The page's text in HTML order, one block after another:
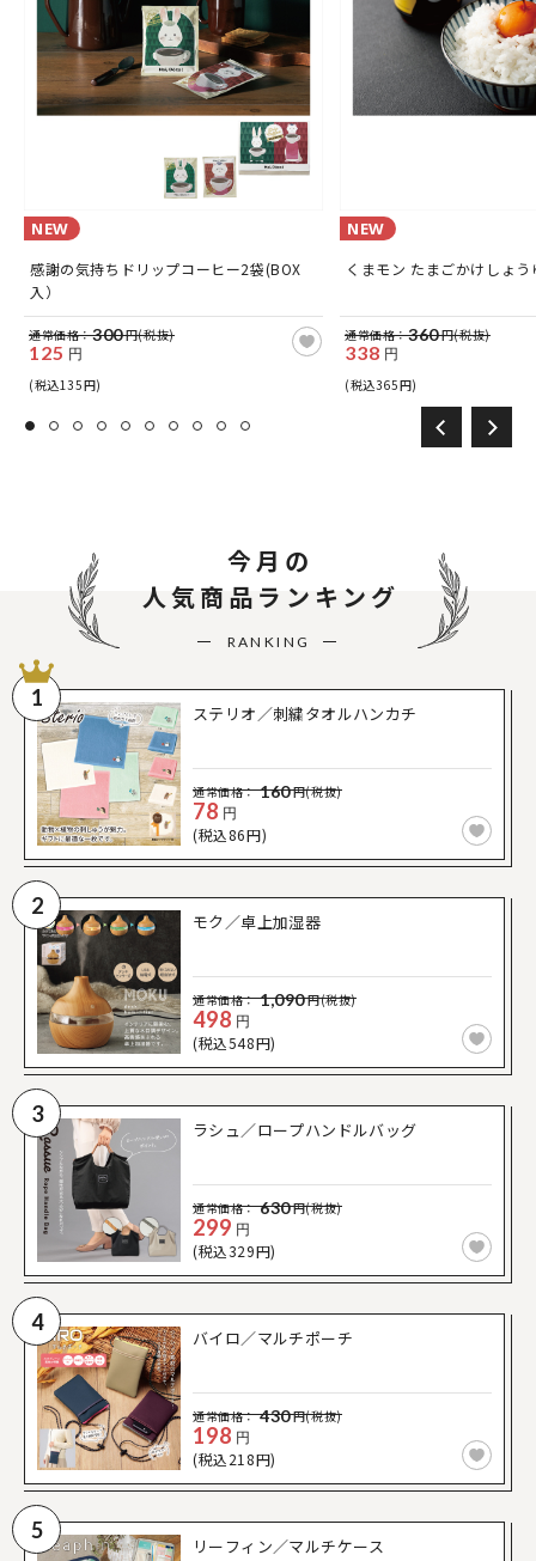
NEW
感謝の気持ちドリップコーヒー2袋(BOX
入）
通常価格：300円(税抜)
125 円
(税込135円)
NEW
くまモン たまごかけしょ
通常価格：360円(税抜)
338 円
(税込365円)
今月の
人気商品ランキング
RANKING
1
ステリオ／刺繍タオルハンカチ
通常価格： 160円(税抜)
78 円
(税込86円)
2
モク／卓上加湿器
通常価格： 1,090円(税抜)
498 円
(税込548円)
3
ラシュ／ロープハンドルバッグ
通常価格： 630円(税抜)
299 円
(税込329円)
4
バイロ／マルチポーチ
通常価格： 430円(税抜)
198 円
(税込218円)
5
リーフィン／マルチケース